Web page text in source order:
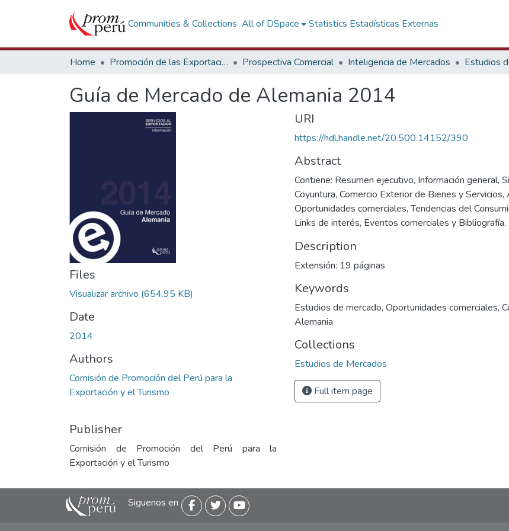
Communities & Collections All of DSpace Statistics Estadísticas Externas
Home Promoción de las Exportaciones Prospectiva Comercial Inteligencia de Mercados Estudios
Guía de Mercado de Alemania 2014
Files
Visualizar archivo (654.95 KB)
Date
2014
Authors
Comisión de Promoción del Perú para la
Exportación y el Turismo
Publisher
Comisión de Promoción del Perú para la
Exportación y el Turismo
URI
https://hdl.handle.net/20.500.14152/390
Abstract
Contiene: Resumen ejecutivo, Información general,
Coyuntura, Comercio Exterior de Bienes y Servicios,
Oportunidades comerciales, Tendencias del
Links de interés, Eventos comerciales y Bibliografía.
Description
Extensión: 19 páginas
Keywords
Estudios de mercado, Oportunidades comerciales,
Alemania
Collections
Estudios de Mercados
Full item page
Siguenos en